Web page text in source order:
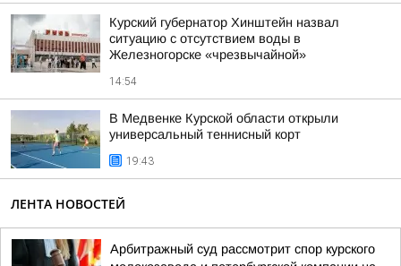
Курский губернатор Хинштейн назвал
ситуацию с отсутствием воды в
Железногорске «чрезвычайной»
14:54
В Медвенке Курской области открыли
универсальный теннисный корт
19:43
ЛЕНТА НОВОСТЕЙ
Арбитражный суд рассмотрит спор курского